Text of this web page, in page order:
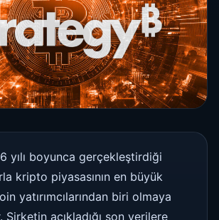
yılı boyunca gerçekleştirdiği
kripto piyasasının en büyük
yatırımcılarından biri olmaya
açıkladığı son verilere